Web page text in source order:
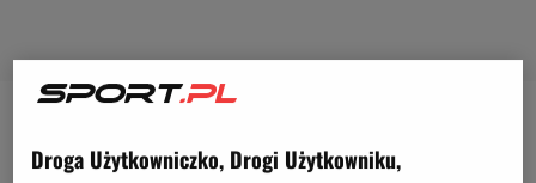
któremu w XXI wieku udało się wygrać wyścig
Droga Użytkowniczko, Drogi Użytkowniku,